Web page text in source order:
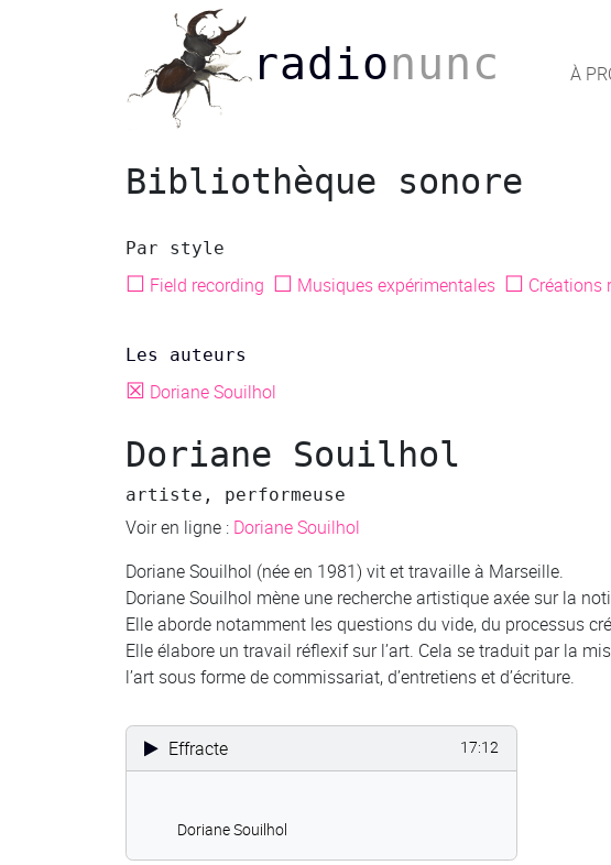
radionunc À
Bibliothèque sonore
Par style
☐ Field recording ☐ Musiques expérimentales ☐ Créations
Les auteurs
☒ Doriane Souilhol
Doriane Souilhol
artiste, performeuse
Voir en ligne : Doriane Souilhol
Doriane Souilhol (née en 1981) vit et travaille à Marseille.
Doriane Souilhol mène une recherche artistique axée sur la
Elle aborde notamment les questions du vide, du processus
Elle élabore un travail réflexif sur l’art. Cela se traduit par la
l’art sous forme de commissariat, d’entretiens et d’écriture.
Effracte 17:12
Doriane Souilhol